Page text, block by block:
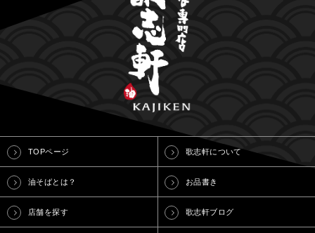
TOPページ 歌志軒について
油そばとは？ お品書き
店舗を探す 歌志軒ブログ